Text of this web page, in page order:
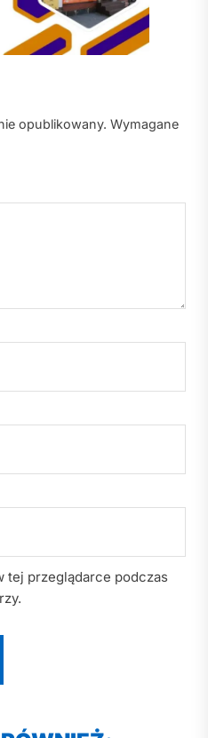
opublikowany. Wymagane
tej przeglądarce podczas